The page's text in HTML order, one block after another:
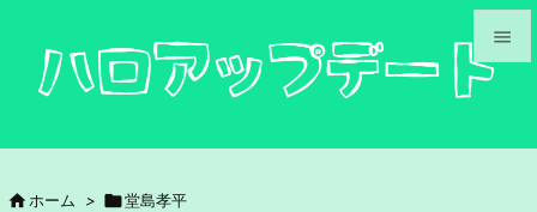



 ホーム > 堂島孝平